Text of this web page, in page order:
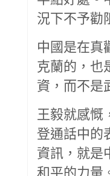
況下不予勸
中國是在真
克蘭的，也
資，而不是
王毅就感慨
登通話中的
資訊，就是
和平的力量